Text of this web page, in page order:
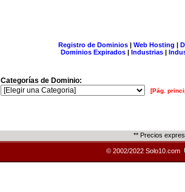
Registro de Dominios| Web Hosting |
Dominios Expirados | Industrias |
Categorías de Dominio:
[Pág.
** Precios
© 2002/2022 Solo10.com